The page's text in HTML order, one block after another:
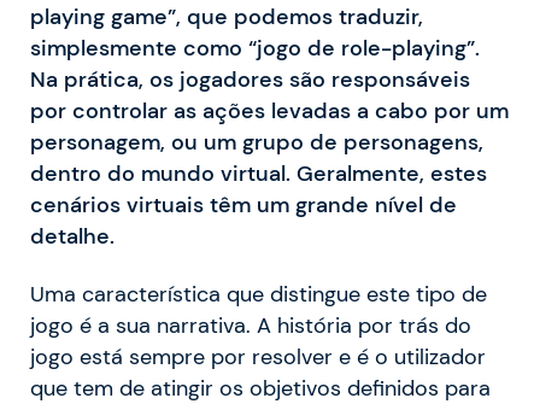
playing game”, que podemos traduzir,
simplesmente como “jogo de role-playing”.
Na prática, os jogadores são responsáveis
por controlar as ações levadas a cabo por um
personagem, ou um grupo de personagens,
dentro do mundo virtual. Geralmente, estes
cenários virtuais têm um grande nível de
detalhe.
Uma característica que distingue este tipo de
jogo é a sua narrativa. A história por trás do
jogo está sempre por resolver e é o utilizador
que tem de atingir os objetivos definidos para